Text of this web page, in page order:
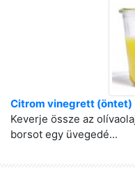
Citrom vinegrett (öntet)
Keverje össze az
borsot egy üvegedé...